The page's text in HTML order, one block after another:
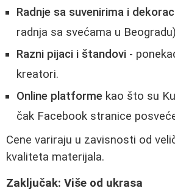
Radnje sa suvenirima i
radnja sa svećama u
Razni pijaci i štandovi -
kreatori.
Online platforme kao što su
čak Facebook stranice
Cene variraju u zavisnosti od
kvaliteta materijala.
Zaključak: Više od ukrasa